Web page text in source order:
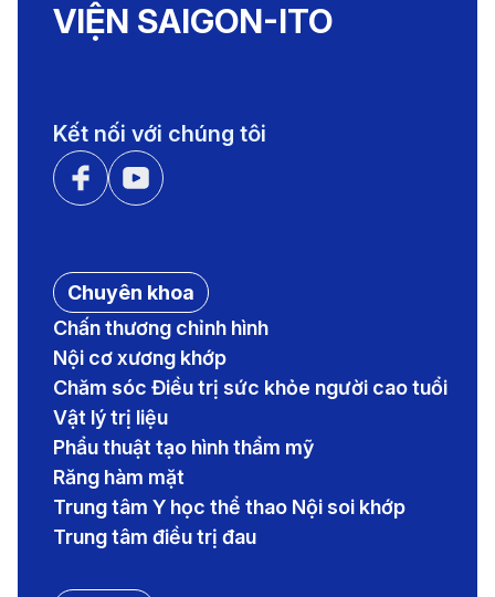
VIỆN SAIGON-ITO
Kết nối với chúng tôi
Chuyên khoa
Chấn thương chỉnh hình
Nội cơ xương khớp
Chăm sóc Điều trị sức khỏe người cao tuổi
Vật lý trị liệu
Phẩu thuật tạo hình thẩm mỹ
Răng hàm mặt
Trung tâm Y học thể thao Nội soi khớp
Trung tâm điều trị đau